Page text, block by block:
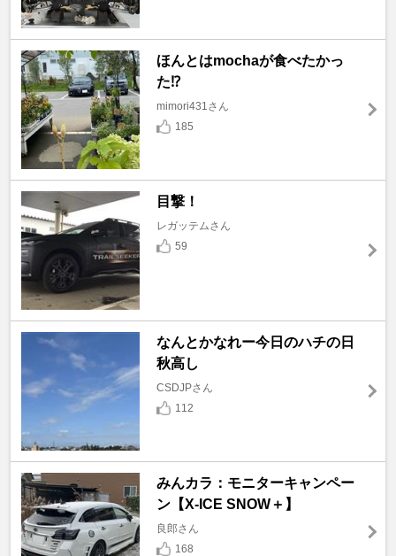
ほんとはmochaが食べたかっ
た⁉️
mimori431さん
185
目撃！
レガッテムさん
59
なんとかなれー今日のハチの日
秋高し
CSDJPさん
112
みんカラ：モニターキャンペー
ン【X-ICE SNOW＋】
良郎さん
168